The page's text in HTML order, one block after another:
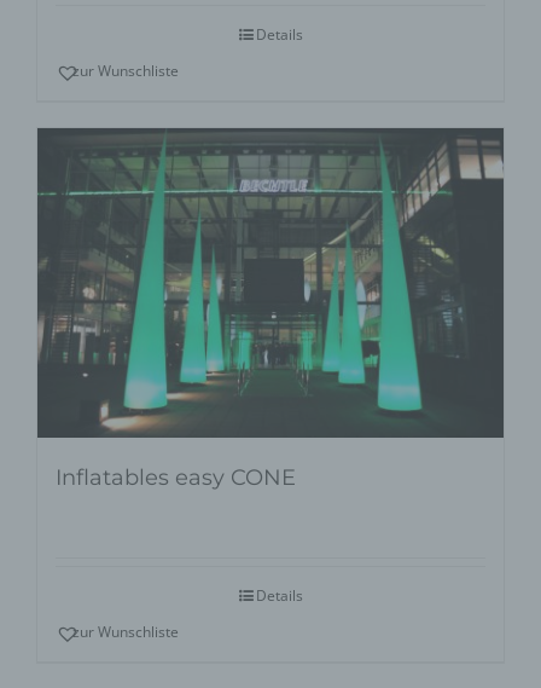
Details
zur Wunschliste
Inflatables easy CONE
Details
zur Wunschliste